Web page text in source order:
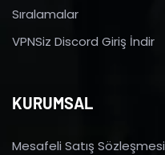
Sıralamalar
VPNSiz Discord Giriş İndir
KURUMSAL
Mesafeli Satış Sözleşmesi